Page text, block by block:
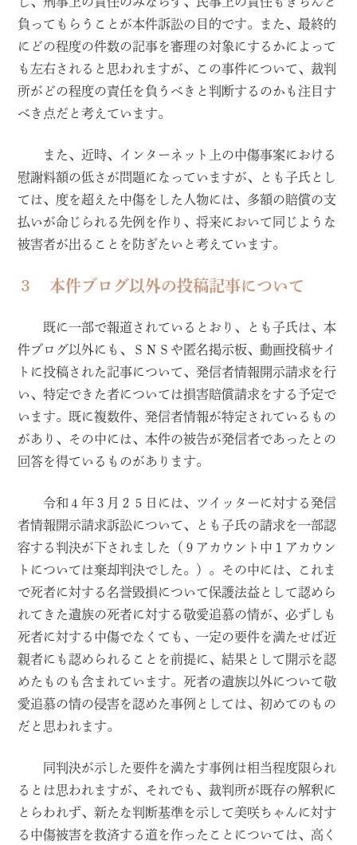
負ってもらうことが本件訴訟の目的です。また、最終的
にどの程度の件数の記事を審理の対象にするかによって
も左右されると思われますが、この事件について、裁判
所がどの程度の責任を負うべきと判断するのかも注目す
べき点だと考えています。
また、近時、インターネット上の中傷事案における
慰謝料額の低さが問題になっていますが、とも子氏とし
ては、度を超えた中傷をした人物には、多額の賠償の支
払いが命じられる先例を作り、将来において同じような
被害者が出ることを防ぎたいと考えています。
３ 本件ブログ以外の投稿記事について
既に一部で報道されているとおり、とも子氏は、本
件ブログ以外にも、ＳＮＳや匿名掲示板、動画投稿サイ
トに投稿された記事について、発信者情報開示請求を行
い、特定できた者については損害賠償請求をする予定で
います。既に複数件、発信者情報が特定されているもの
があり、その中には、本件の被告が発信者であったとの
回答を得ているものがあります。
令和４年３月２５日には、ツイッターに対する発信
者情報開示請求訴訟について、とも子氏の請求を一部認
容する判決が下されました（９アカウント中１アカウン
トについては棄却判決でした。）。その中には、これま
で死者に対する名誉毀損について保護法益として認めら
れてきた遺族の死者に対する敬愛追慕の情が、必ずしも
死者に対する中傷でなくても、一定の要件を満たせば近
親者にも認められることを前提に、結果として開示を認
めたものも含まれています。死者の遺族以外について敬
愛追慕の情の侵害を認めた事例としては、初めてのもの
だと思われます。
同判決が示した要件を満たす事例は相当程度限られ
るとは思われますが、それでも、裁判所が既存の解釈に
とらわれず、新たな判断基準を示して美咲ちゃんに対す
る中傷被害を救済する道を作ったことについては、高く